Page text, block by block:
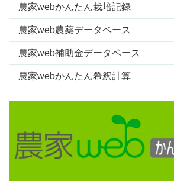
農家webかんたん栽培記録
農家web農薬データベース
農家web補助金データベース
農家webかんたん希釈計算